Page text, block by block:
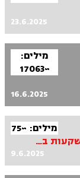
23.6.2025
מילים:
~17063
16.6.2025
מילים: ~75
7. ת"א 23928-07-22 פלוני נ' דיסי בניה והשקעות בע"מ ואח'
9.6.2025